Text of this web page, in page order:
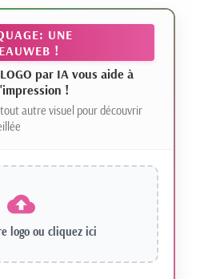
UNE
!
par IA vous aide à
!
autre visuel pour découvrir
logo ou cliquez ici